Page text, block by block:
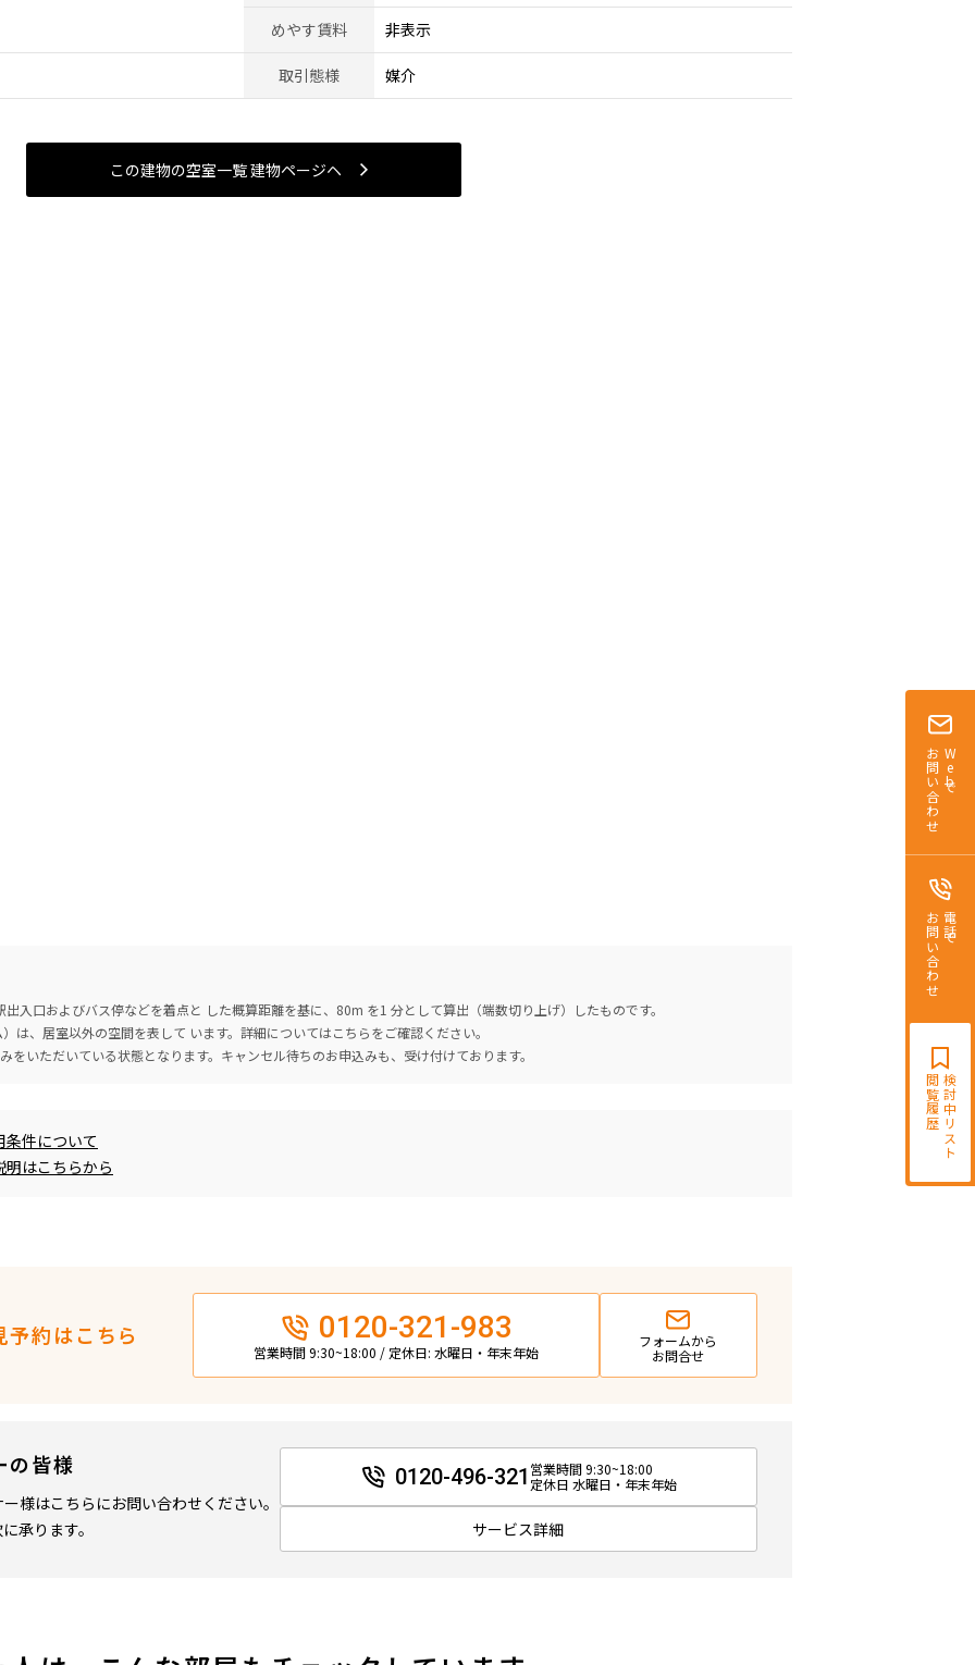
Webで
お問い合わせ
電話で
お問い合わせ
検討中リスト
閲覧履歴
めやす賃料 非表示
取引態様 媒介
この建物の空室一覧 建物ページヘ
入口およびバス停などを着点と した概算距離を基に、80m を1 分として算出（端数切り上げ）したものです。
は、居室以外の空間を表して います。詳細についてはこちらをご確認ください。
をいただいている状態となります。キャンセル待ちのお申込みも、受け付けております。
件について
はこちらから
約はこちら 0120-321-983
営業時間 9:30~18:00 / 定休日: 水曜日・年末年始
フォームから
お問合せ
の皆様
様はこちらにお問い合わせください。
承ります。
0120-496-321 営業時間 9:30~18:00
定休日 水曜日・年末年始
サービス詳細